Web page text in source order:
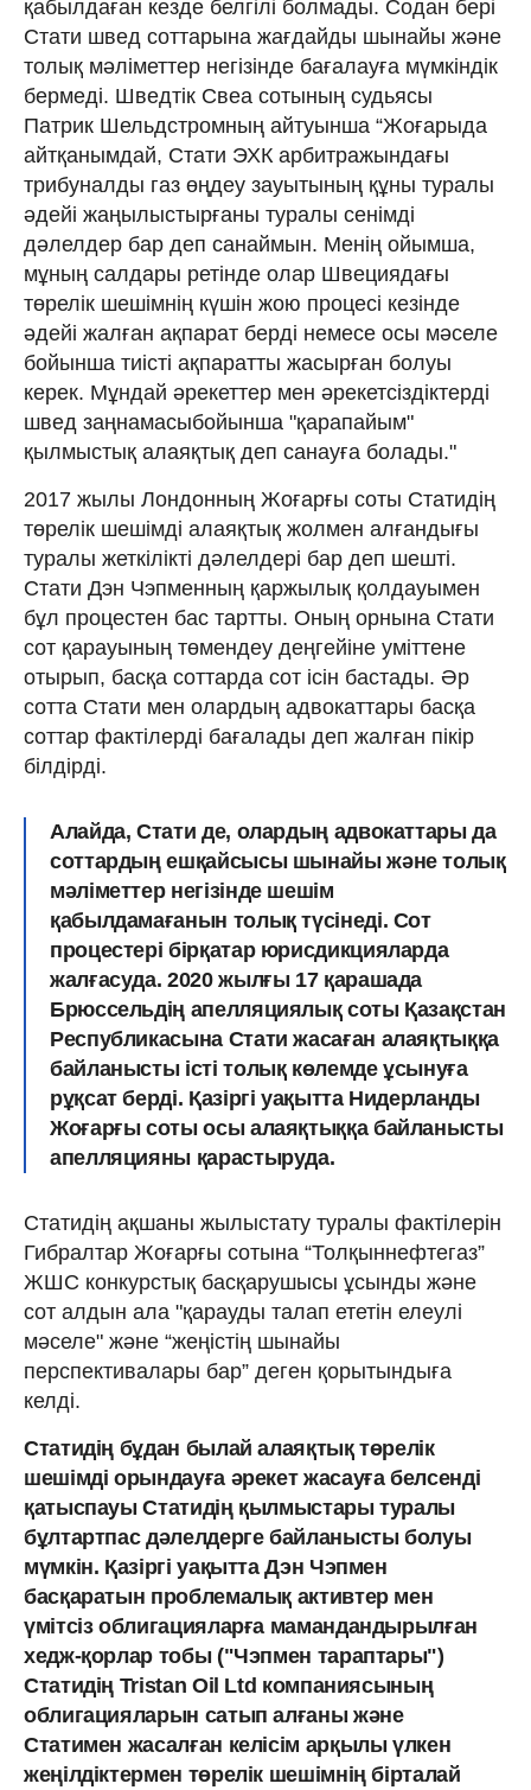
қабылдаған кезде белгілі болмады. Содан бері
Стати швед соттарына жағдайды шынайы және
толық мәліметтер негізінде бағалауға мүмкіндік
бермеді. Шведтік Свеа сотының судьясы
Патрик Шельдстромның айтуынша “Жоғарыда
айтқанымдай, Стати ЭХК арбитражындағы
трибуналды газ өңдеу зауытының құны туралы
әдейі жаңылыстырғаны туралы сенімді
дәлелдер бар деп санаймын. Менің ойымша,
мұның салдары ретінде олар Швециядағы
төрелік шешімнің күшін жою процесі кезінде
әдейі жалған ақпарат берді немесе осы мәселе
бойынша тиісті ақпаратты жасырған болуы
керек. Мұндай әрекеттер мен әрекетсіздіктерді
швед заңнамасыбойынша "қарапайым"
қылмыстық алаяқтық деп санауға болады."
2017 жылы Лондонның Жоғарғы соты Статидің
төрелік шешімді алаяқтық жолмен алғандығы
туралы жеткілікті дәлелдері бар деп шешті.
Стати Дэн Чэпменның қаржылық қолдауымен
бұл процестен бас тартты. Оның орнына Стати
сот қарауының төмендеу деңгейіне уміттене
отырып, басқа соттарда сот ісін бастады. Әр
сотта Стати мен олардың адвокаттары басқа
соттар фактілерді бағалады деп жалған пікір
білдірді.
Алайда, Стати де, олардың адвокаттары да
соттардың ешқайсысы шынайы және толық
мәліметтер негізінде шешім
қабылдамағанын толық түсінеді. Сот
процестері бірқатар юрисдикцияларда
жалғасуда. 2020 жылғы 17 қарашада
Брюссельдің апелляциялық соты Қазақстан
Республикасына Стати жасаған алаяқтыққа
байланысты істі толық көлемде ұсынуға
рұқсат берді. Қазіргі уақытта Нидерланды
Жоғарғы соты осы алаяқтыққа байланысты
апелляцияны қарастыруда.
Статидің ақшаны жылыстату туралы фактілерін
Гибралтар Жоғарғы сотына “Толқыннефтегаз”
ЖШС конкурстық басқарушысы ұсынды және
сот алдын ала "қарауды талап ететін елеулі
мәселе" және “жеңістің шынайы
перспективалары бар” деген қорытындыға
келді.
Статидің бұдан былай алаяқтық төрелік
шешімді орындауға әрекет жасауға белсенді
қатыспауы Статидің қылмыстары туралы
бұлтартпас дәлелдерге байланысты болуы
мүмкін. Қазіргі уақытта Дэн Чэпмен
басқаратын проблемалық активтер мен
үмітсіз облигацияларға мамандандырылған
хедж-қорлар тобы ("Чэпмен тараптары")
Статидің Tristan Oil Ltd компаниясының
облигацияларын сатып алғаны және
Статимен жасалған келісім арқылы үлкен
жеңілдіктермен төрелік шешімнің бірталай